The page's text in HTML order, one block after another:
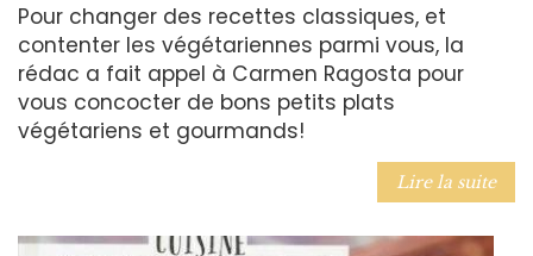
Pour changer des recettes classiques, et
contenter les végétariennes parmi vous, la
rédac a fait appel à Carmen Ragosta pour
vous concocter de bons petits plats
végétariens et gourmands!
Lire la suite